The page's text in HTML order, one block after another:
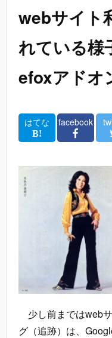
webサイト
れている様
efoxアドオ
はてな facebook
少し前まではweb
グ（追跡）は、